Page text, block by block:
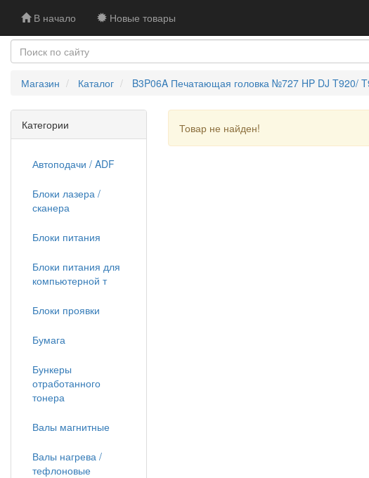
В начало Новые товары
Магазин Каталог B3P06A Печатающая головка №727 HP DJ T920/
Товар не найден!
Категории
Автоподачи / ADF
Блоки лазера /
сканера
Блоки питания
Блоки питания для
компьютерной т
Блоки проявки
Бумага
Бункеры
отработанного
тонера
Валы магнитные
Валы нагрева /
тефлоновые